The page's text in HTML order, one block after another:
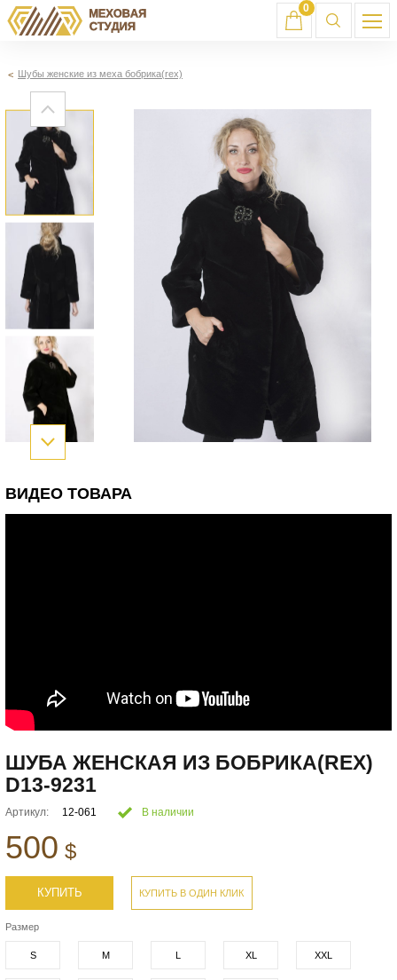
0
Шубы женские из меха бобрика(rex)
ВИДЕО ТОВАРА
ШУБА ЖЕНСКАЯ ИЗ БОБРИКА(REX)
D13-9231
Артикул: 12-061 В наличии
500 $
КУПИТЬ КУПИТЬ В ОДИН КЛИК
Размер
S M L XL XXL